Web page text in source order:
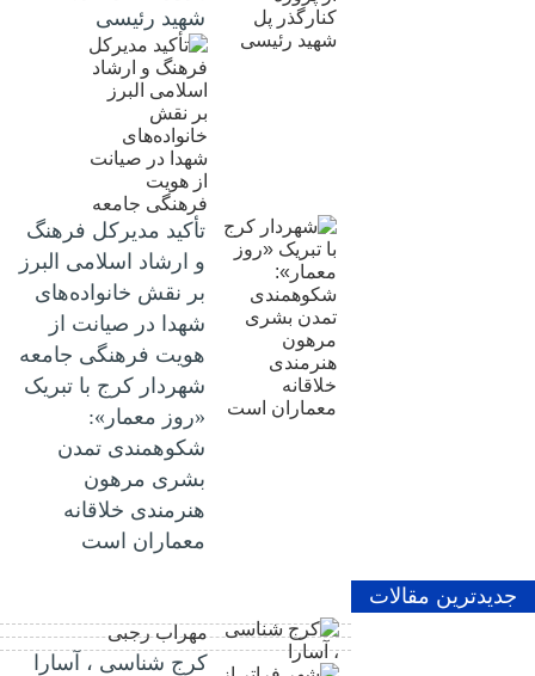
شهید رئیسی
تأکید مدیرکل فرهنگ
و ارشاد اسلامی البرز
بر نقش خانواده‌های
شهدا در صیانت از
هویت فرهنگی جامعه
شهردار کرج با تبریک
«روز معمار»:
شکوهمندی تمدن
بشری مرهون
هنرمندی خلاقانه
معماران است
جدیدترین مقالات
مهراب رجبی
کرج شناسی ، آسارا